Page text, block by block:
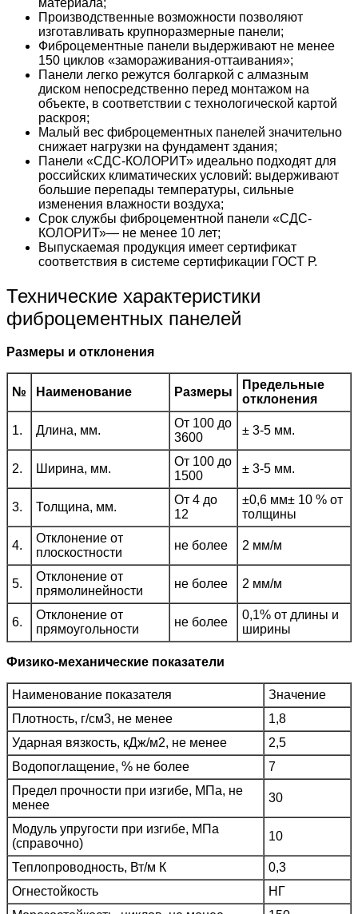
Производственные возможности позволяют
изготавливать крупноразмерные панели;
Фиброцементные панели выдерживают не менее
150 циклов «замораживания-оттаивания»;
Панели легко режутся болгаркой с алмазным
диском непосредственно перед монтажом на
объекте, в соответствии с технологической картой
раскроя;
Малый вес фиброцементных панелей значительно
снижает нагрузки на фундамент здания;
Панели «СДС-КОЛОРИТ» идеально подходят для
российских климатических условий: выдерживают
большие перепады температуры, сильные
изменения влажности воздуха;
Срок службы фиброцементной панели «СДС-
КОЛОРИТ»— не менее 10 лет;
Выпускаемая продукция имеет сертификат
соответствия в системе сертификации ГОСТ Р.
Технические характеристики
фиброцементных панелей
Размеры и отклонения
№ Наименование Размеры
Предельные
отклонения
1. Длина, мм.
От 100 до
3600
± 3-5 мм.
2. Ширина, мм.
От 100 до
1500
± 3-5 мм.
3. Толщина, мм.
От 4 до
12
±0,6 мм± 10 % от
толщины
4.
Отклонение от
плоскостности
не более 2 мм/м
5.
Отклонение от
прямолинейности
не более 2 мм/м
6.
Отклонение от
прямоугольности
не более
0,1% от длины и
ширины
Физико-механические показатели
Наименование показателя
Значение
Плотность, г/см3, не менее
1,8
Ударная вязкость, кДж/м2, не менее
2,5
Водопоглащение, % не более
7
Предел прочности при изгибе, МПа, не
менее
30
Модуль упругости при изгибе, МПа
(справочно)
10
Теплопроводность, Вт/м К
0,3
Огнестойкость
НГ